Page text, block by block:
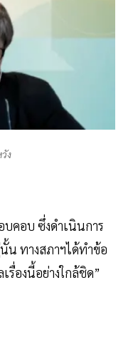
ง
บคอบ ซึ่งดำเนินการ
น ทางสภาฯได้ทำข้อ
รื่องนี้อย่างใกล้ชิด”